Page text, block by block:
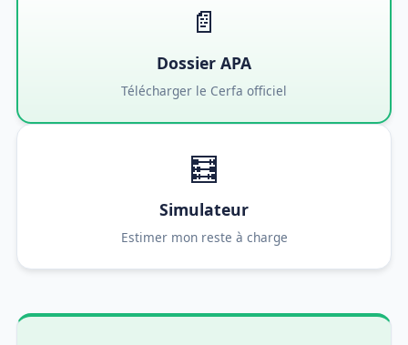
📄
Dossier APA
Télécharger le Cerfa officiel
🧮
Simulateur
Estimer mon reste à charge